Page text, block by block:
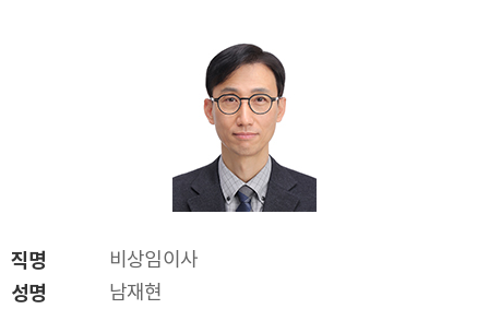
직명 비상임이사
성명 남재현